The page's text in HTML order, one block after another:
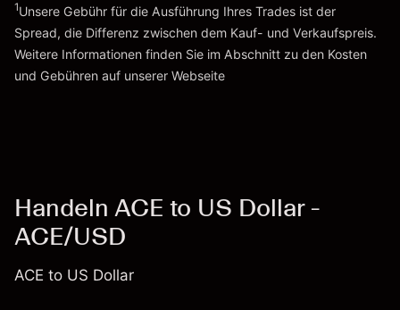
Geld aus Hebelwirkung ~ $1,000.00
Zur Plattform
1Unsere Gebühr für die Ausführung Ihres Trades ist der
Spread, die Differenz zwischen dem Kauf- und Verkaufspreis.
Weitere Informationen finden Sie im Abschnitt zu den Kosten
und Gebühren auf unserer Webseite
Handeln ACE to US Dollar -
ACE/USD
ACE to US Dollar